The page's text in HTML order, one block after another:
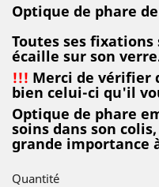
Optique de phare
Toutes ses
écaille sur son
!!! Merci de vérifier
bien celui-ci qu'il
Optique de phare
soins dans son
grande importance
Quantité